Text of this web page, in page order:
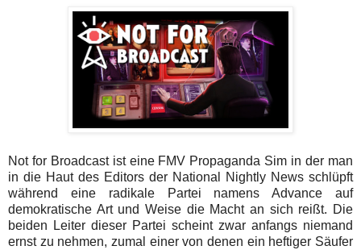
Not for Broadcast ist eine FMV Propaganda Sim in der man
in die Haut des Editors der National Nightly News schlüpft
während eine radikale Partei namens Advance auf
demokratische Art und Weise die Macht an sich reißt. Die
beiden Leiter dieser Partei scheint zwar anfangs niemand
ernst zu nehmen, zumal einer von denen ein heftiger Säufer